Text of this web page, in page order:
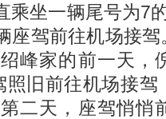
坐一辆尾号为7
座驾前往机场接
峰家的前一天，
旧前往机场接驾
二天，座驾悄悄